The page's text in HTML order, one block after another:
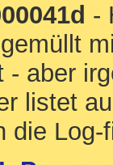
-
- aber
listet
die Log-